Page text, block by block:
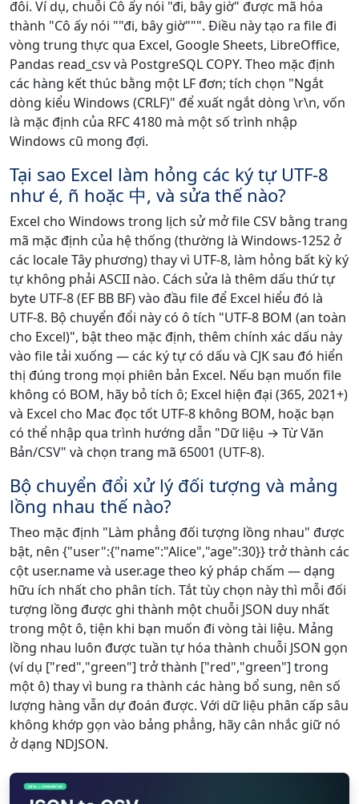
đôi. Ví dụ, chuỗi Cô ấy nói "đi, bây giờ" được mã hóa
thành "Cô ấy nói ""đi, bây giờ""". Điều này tạo ra file đi
vòng trung thực qua Excel, Google Sheets, LibreOffice,
Pandas read_csv và PostgreSQL COPY. Theo mặc định
các hàng kết thúc bằng một LF đơn; tích chọn "Ngắt
dòng kiểu Windows (CRLF)" để xuất ngắt dòng \r\n, vốn
là mặc định của RFC 4180 mà một số trình nhập
Windows cũ mong đợi.
Tại sao Excel làm hỏng các ký tự UTF-8
như é, ñ hoặc 中, và sửa thế nào?
Excel cho Windows trong lịch sử mở file CSV bằng trang
mã mặc định của hệ thống (thường là Windows-1252 ở
các locale Tây phương) thay vì UTF-8, làm hỏng bất kỳ ký
tự không phải ASCII nào. Cách sửa là thêm dấu thứ tự
byte UTF-8 (EF BB BF) vào đầu file để Excel hiểu đó là
UTF-8. Bộ chuyển đổi này có ô tích "UTF-8 BOM (an toàn
cho Excel)", bật theo mặc định, thêm chính xác dấu này
vào file tải xuống — các ký tự có dấu và CJK sau đó hiển
thị đúng trong mọi phiên bản Excel. Nếu bạn muốn file
không có BOM, hãy bỏ tích ô; Excel hiện đại (365, 2021+)
và Excel cho Mac đọc tốt UTF-8 không BOM, hoặc bạn
có thể nhập qua trình hướng dẫn "Dữ liệu → Từ Văn
Bản/CSV" và chọn trang mã 65001 (UTF-8).
Bộ chuyển đổi xử lý đối tượng và mảng
lồng nhau thế nào?
Theo mặc định "Làm phẳng đối tượng lồng nhau" được
bật, nên {"user":{"name":"Alice","age":30}} trở thành các
cột user.name và user.age theo ký pháp chấm — dạng
hữu ích nhất cho phân tích. Tắt tùy chọn này thì mỗi đối
tượng lồng được ghi thành một chuỗi JSON duy nhất
trong một ô, tiện khi bạn muốn đi vòng tài liệu. Mảng
lồng nhau luôn được tuần tự hóa thành chuỗi JSON gọn
(ví dụ ["red","green"] trở thành ["red","green"] trong
một ô) thay vì bung ra thành các hàng bổ sung, nên số
lượng hàng vẫn dự đoán được. Với dữ liệu phân cấp sâu
không khớp gọn vào bảng phẳng, hãy cân nhắc giữ nó
ở dạng NDJSON.